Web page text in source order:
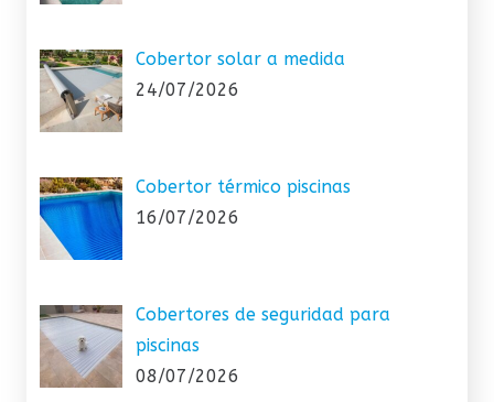
Cobertor solar a medida
24/07/2026
Cobertor térmico piscinas
16/07/2026
Cobertores de seguridad para
piscinas
08/07/2026